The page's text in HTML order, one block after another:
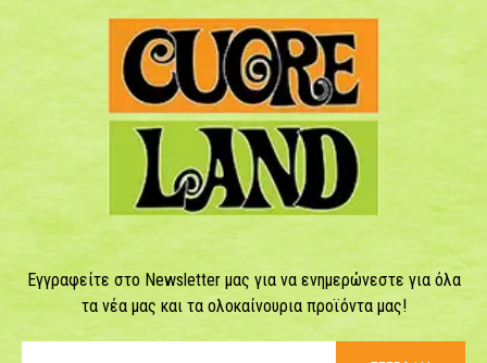
Εγγραφείτε στο Newsletter μας για να ενημερώνεστε για όλα
τα νέα μας και τα ολοκαίνουρια προϊόντα μας!